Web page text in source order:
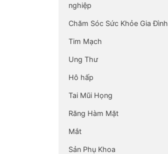
nghiệp
Chăm Sóc Sức Khỏe Gia Đình
Tim Mạch
Ung Thư
Hô hấp
Tai Mũi Họng
Răng Hàm Mặt
Mắt
Sản Phụ Khoa